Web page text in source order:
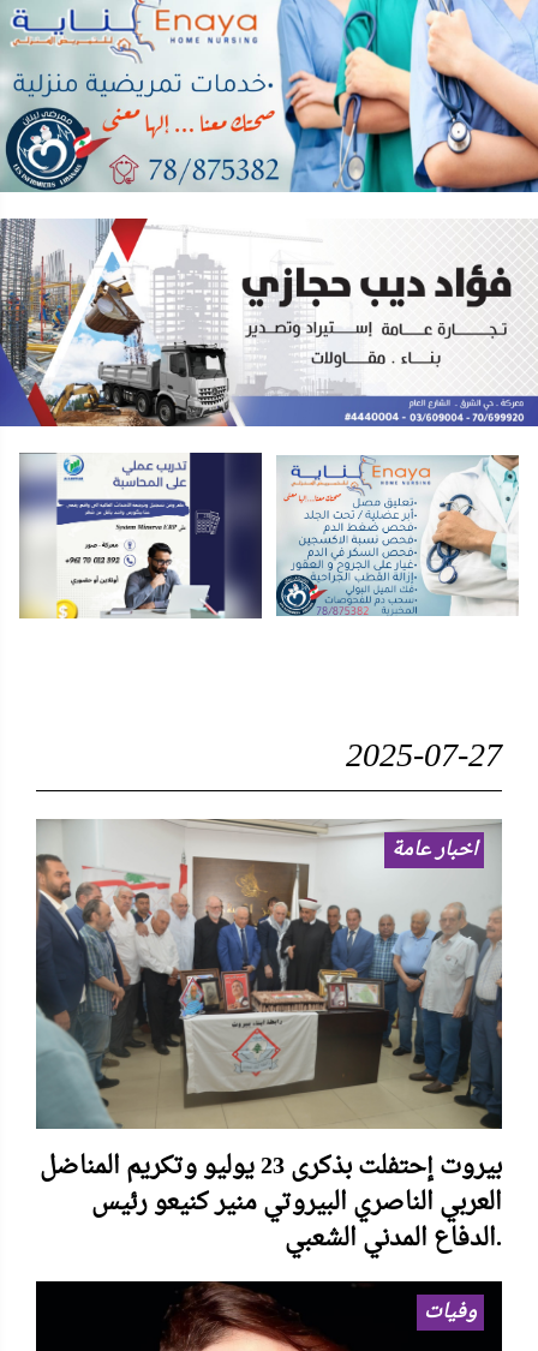
2025-07-27
اخبار عامة
بيروت إحتفلت بذكرى 23 يوليو وتكريم المناضل
العربي الناصري البيروتي منير كنيعو رئيس
الدفاع المدني الشعبي.
وفيات